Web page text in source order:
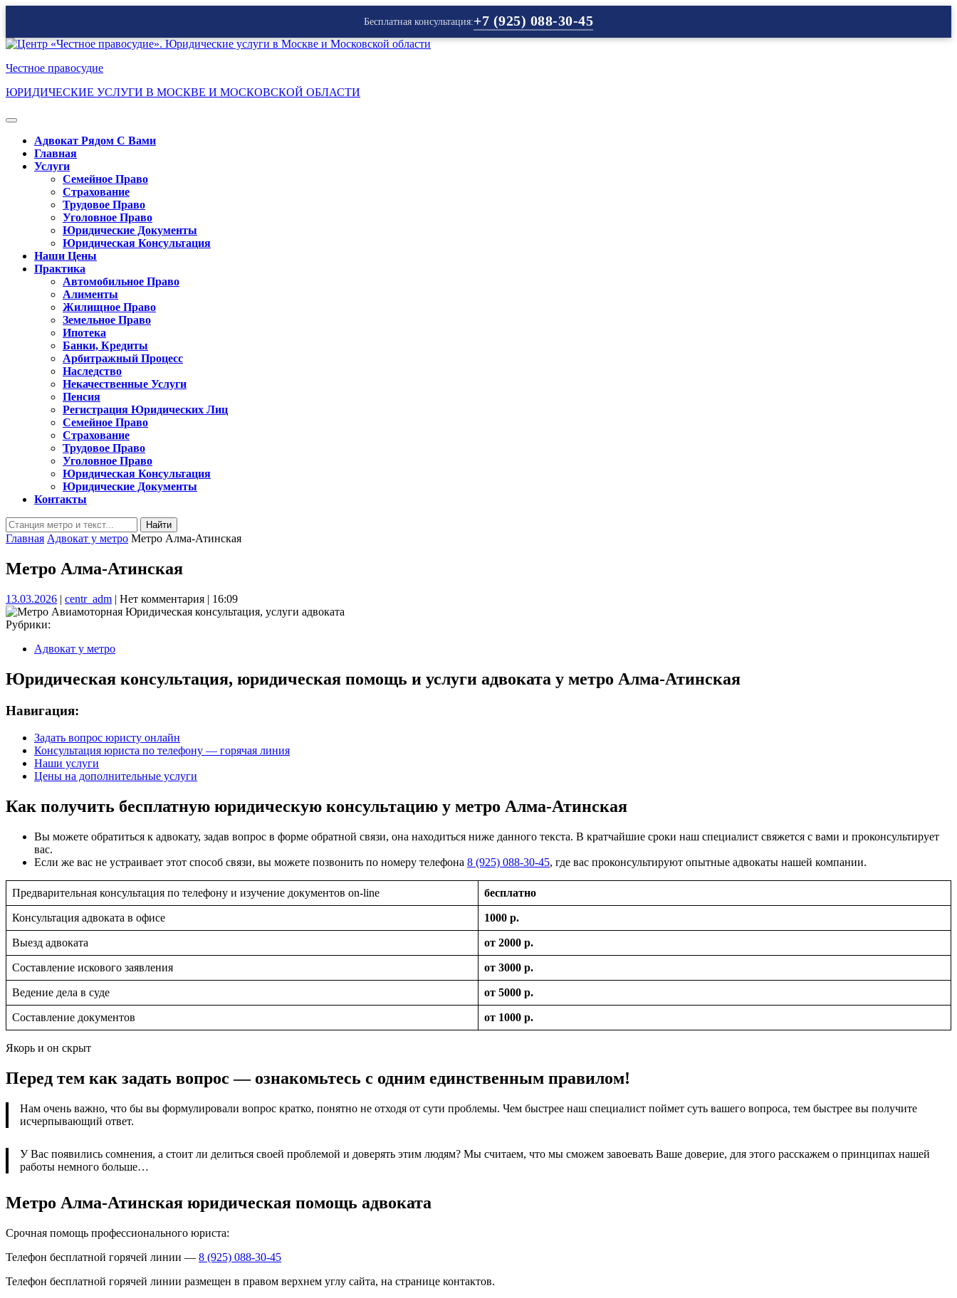
Бесплатная консультация:+7 (925) 088-30-45
Перейти
содержимому
Честное правосудие
ЮРИДИЧЕСКИЕ УСЛУГИ В МОСКВЕ И МОСКОВСКОЙ ОБЛАСТИ
Кнопка
ОткрытьАдвокат Рядом С Вами
Главная
Услуги
Семейное Право
Страхование
Трудовое Право
Уголовное Право
Юридические Документы
Юридическая Консультация
Наши Цены
Практика
Автомобильное Право
Алименты
Жилищное Право
Земельное Право
Ипотека
Банки, Кредиты
Арбитражный Процесс
Наследство
Некачественные Услуги
Пенсия
Регистрация Юридических Лиц
Семейное Право
Страхование
Трудовое Право
Уголовное Право
Юридическая Консультация
Юридические Документы
Контакты
Кнопка
Закрыть
Найти:
Главная Адвокат у метро Метро Алма-Атинская
Метро Алма-Атинская
13.03.202613.03.2026
| centr_admcentr_adm
| Нет комментария | 16:09
Рубрики:
Адвокат у метро
Юридическая консультация, юридическая помощь и услуги адвоката у метро Алма-Атинская
Навигация:
Задать вопрос юристу онлайн
Консультация юриста по телефону — горячая линия
Наши услуги
Цены на дополнительные услуги
Как получить бесплатную юридическую консультацию у метро Алма-Атинская
Вы можете обратиться к адвокату, задав вопрос в форме обратной связи, она находиться ниже данного текста. В кратчайшие сроки наш специалист свяжется с вами и проконсультирует
вас.
Если же вас не устраивает этот способ связи, вы можете позвонить по номеру телефона 8 (925) 088-30-45, где вас проконсультируют опытные адвокаты нашей компании.
Предварительная консультация по телефону и изучение документов on-line бесплатно
Консультация адвоката в офисе 1000 р.
Выезд адвоката от 2000 р.
Составление искового заявления от 3000 р.
Ведение дела в суде от 5000 р.
Составление документов от 1000 р.
Якорь и он скрыт
Перед тем как задать вопрос — ознакомьтесь с одним единственным правилом!
Нам очень важно, что бы вы формулировали вопрос кратко, понятно не отходя от сути проблемы. Чем быстрее наш специалист поймет суть вашего вопроса, тем быстрее вы получите
исчерпывающий ответ.
У Вас появились сомнения, а стоит ли делиться своей проблемой и доверять этим людям? Мы считаем, что мы сможем завоевать Ваше доверие, для этого расскажем о принципах нашей
работы немного больше…
Метро Алма-Атинская юридическая помощь адвоката
Срочная помощь профессионального юриста:
Телефон бесплатной горячей линии — 8 (925) 088-30-45
Телефон бесплатной горячей линии размещен в правом верхнем углу сайта, на странице контактов.